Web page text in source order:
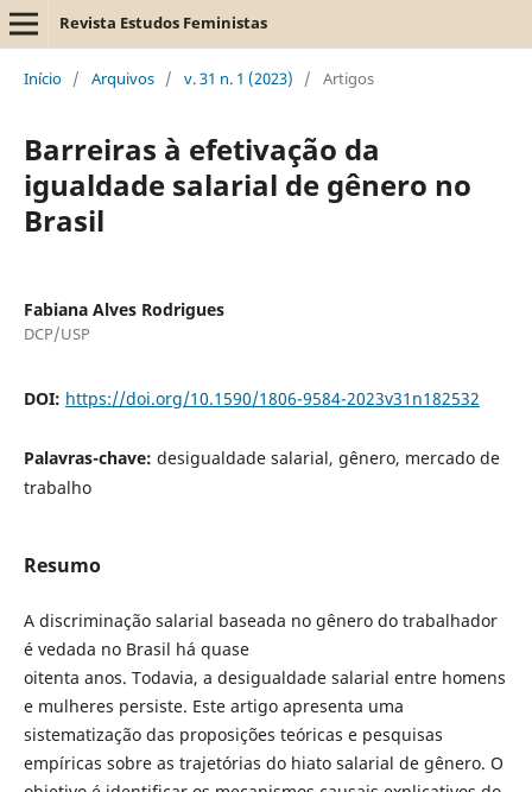
Revista Estudos Feministas
Início / Arquivos / v. 31 n. 1 (2023) / Artigos
Barreiras à efetivação da
igualdade salarial de gênero no
Brasil
Fabiana Alves Rodrigues
DCP/USP
DOI: https://doi.org/10.1590/1806-9584-2023v31n182532
Palavras-chave: desigualdade salarial, gênero, mercado de
trabalho
Resumo
A discriminação salarial baseada no gênero do trabalhador
é vedada no Brasil há quase
oitenta anos. Todavia, a desigualdade salarial entre homens
e mulheres persiste. Este artigo apresenta uma
sistematização das proposições teóricas e pesquisas
empíricas sobre as trajetórias do hiato salarial de gênero. O